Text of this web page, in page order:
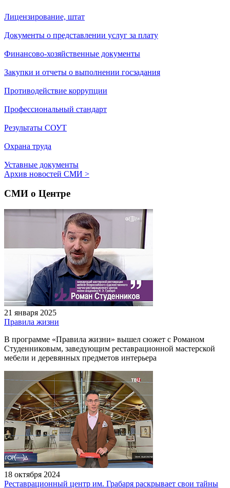
Лицензирование, штат
Документы о представлении услуг за плату
Финансово-хозяйственные документы
Закупки и отчеты о выполнении госзадания
Противодействие коррупции
Профессиональный стандарт
Результаты СОУТ
Охрана труда
Уставные документы
Архив новостей СМИ >
СМИ о Центре
21 января 2025
Правила жизни
В программе «Правила жизни» вышел сюжет с Романом
Студенниковым, заведующим реставрационной мастерской
мебели и деревянных предметов интерьера
18 октября 2024
Реставрационный центр им. Грабаря раскрывает свои тайны